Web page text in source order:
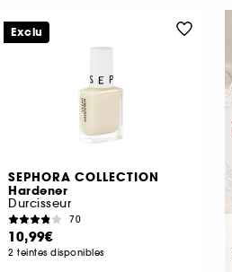
SEPHORA COLLECTION
Hardener
Durcisseur
70
10,99€
2 teintes disponibles
Exclu